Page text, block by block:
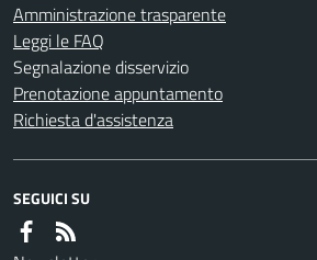
Amministrazione trasparente
Leggi le FAQ
Segnalazione disservizio
Prenotazione appuntamento
Richiesta d'assistenza
SEGUICI SU